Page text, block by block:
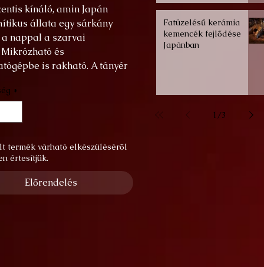
kínáló, amin Japán
állata egy sárkány
nappal a szarvai
és
is rakható. A tányér
technikák kombinációjával
*
termék várható elkészüléséről
értesítjük.
Előrendelés
Fatüzelésű kerámia
kemencék fejlődése
Japánban
1 /3